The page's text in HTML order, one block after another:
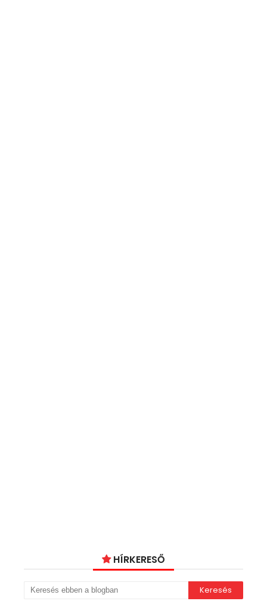
HÍRKERESŐ